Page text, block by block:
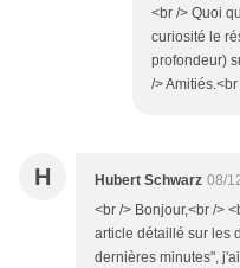
<br /> Quoi
curiosité le
profondeur)
/>
H Hubert Schwarz 08/
<br /> Bonjour,<br />
article détaillé sur les
dernières minutes",